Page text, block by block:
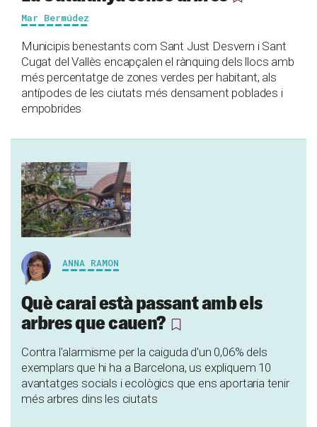
Mar Bermúdez
Municipis benestants com Sant Just Desvern i Sant
Cugat del Vallès encapçalen el rànquing dels llocs amb
més percentatge de zones verdes per habitant, als
antípodes de les ciutats més densament poblades i
empobrides
ANNA RAMON
Què carai està passant amb els
arbres que cauen?
Contra l'alarmisme per la caiguda d'un 0,06% dels
exemplars que hi ha a Barcelona, us expliquem 10
avantatges socials i ecològics que ens aportaria tenir
més arbres dins les ciutats